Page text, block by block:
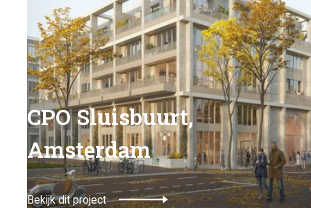
CPO Sluisbuurt,
Amsterdam
Bekijk dit project